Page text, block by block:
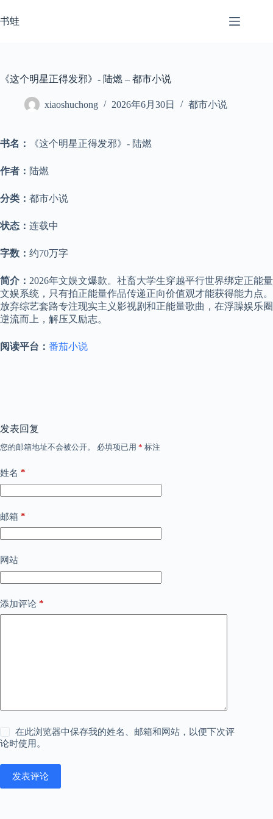
至
书蛙
《这个明星正得发邪》- 陆燃 – 都市小说
xiaoshuchong 2026年6月30日 都市小说
书名： 《这个明星正得发邪》- 陆燃
作者： 陆燃
分类： 都市小说
状态： 连载中
字数： 约70万字
简介： 2026年文娱文爆款。社畜大学生穿越平行世界绑定正能量
文娱系统，只有拍正能量作品传递正向价值观才能获得能力点。
放弃综艺套路专注现实主义影视剧和正能量歌曲，在浮躁娱乐圈
逆流而上，解压又励志。
阅读平台： 番茄小说
发表回复
您的邮箱地址不会被公开。 必填项已用 * 标注
姓名 *
邮箱 *
网站
添加评论 *
在此浏览器中保存我的姓名、邮箱和网站，以便下次评
论时使用。
发表评论